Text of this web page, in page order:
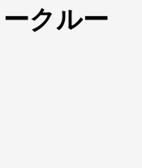
クルー